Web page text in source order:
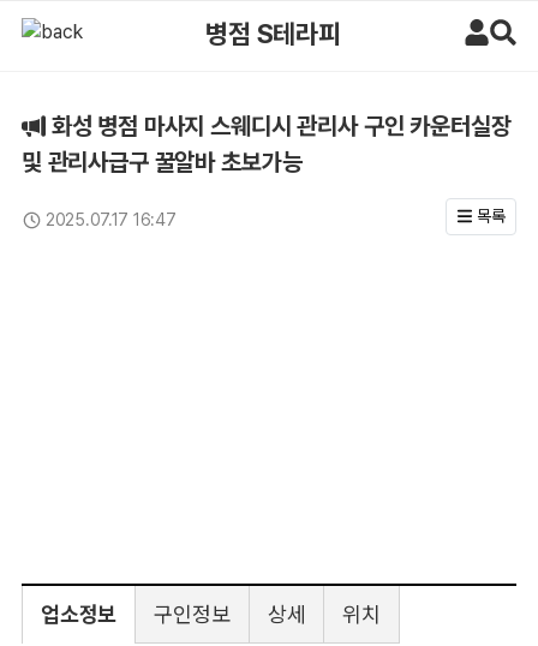
병점 S테라피
화성 병점 마사지 스웨디시 관리사 구인 카운터실장
및 관리사급구 꿀알바 초보가능
2025.07.17 16:47
업데이트일
목록
업소정보 구인정보 상세 위치